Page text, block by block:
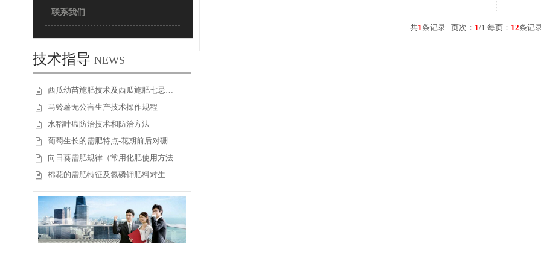
联系我们
技术指导 NEWS
西瓜幼苗施肥技术及西瓜施肥七忌…
马铃薯无公害生产技术操作规程
水稻叶瘟防治技术和防治方法
葡萄生长的需肥特点-花期前后对硼…
向日葵需肥规律（常用化肥使用方法…
棉花的需肥特征及氮磷钾肥料对生…
共1条记录 页次： 1/1 每页： 12条